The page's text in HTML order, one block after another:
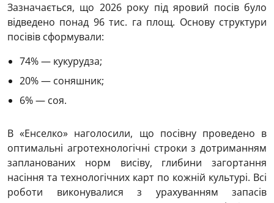
Зазначається, що 2026 року під яровий посів було
відведено понад 96 тис. га площ. Основу структури
посівів сформували:
74% — кукурудза;
20% — соняшник;
6% — соя.
В «Енселко» наголосили, що посівну проведено в
оптимальні агротехнологічні строки з дотриманням
запланованих норм висіву, глибини загортання
насіння та технологічних карт по кожній культурі. Всі
роботи виконувалися з урахуванням запасів